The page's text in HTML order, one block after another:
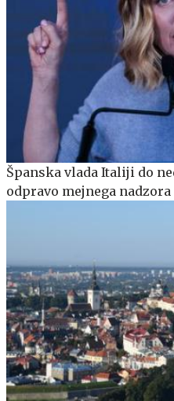
Španska vlada Italiji do
odpravo mejnega nadzora